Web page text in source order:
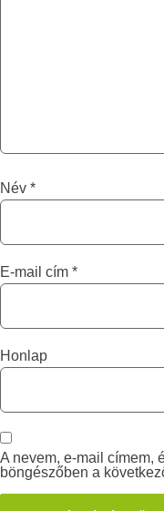
Név *
E-mail cím *
Honlap
A nevem, e-mail címem,
böngészőben a